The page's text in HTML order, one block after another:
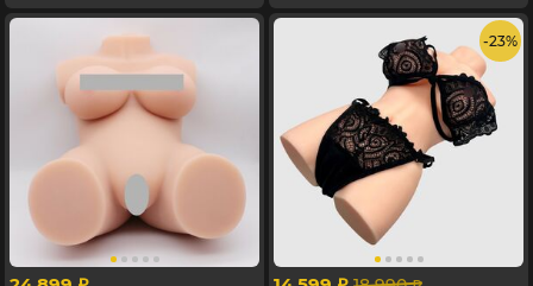
- 23%